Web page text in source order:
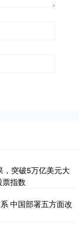
突破5万亿美元大
指数
中国部署五方面改